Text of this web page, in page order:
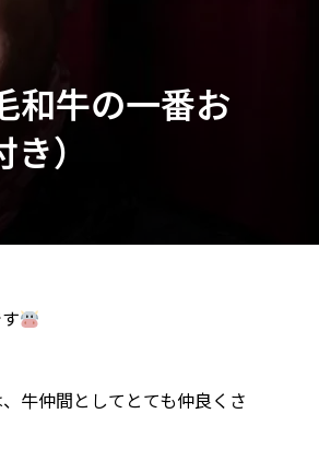
和牛の一番お
）
牛仲間としてとても仲良くさ